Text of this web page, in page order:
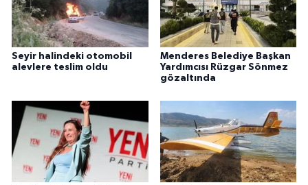
Seyir halindeki otomobil
alevlere teslim oldu
Menderes Belediye Başkan
Yardımcısı Rüzgar Sönmez
gözaltında